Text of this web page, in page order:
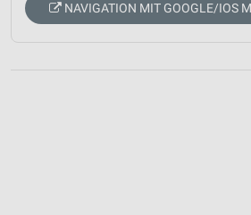
NAVIGATION MIT GOOGLE/IOS